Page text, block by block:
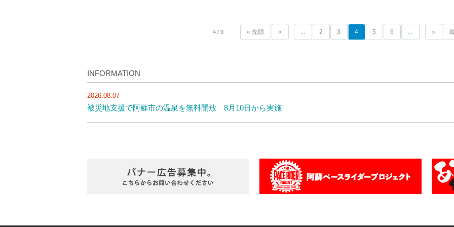
4 / 9 « 先頭 « ... 2 3 4 5 6 ... »
INFORMATION
2026.08.07
被災地支援で阿蘇市の温泉を無料開放 8月10日から実施